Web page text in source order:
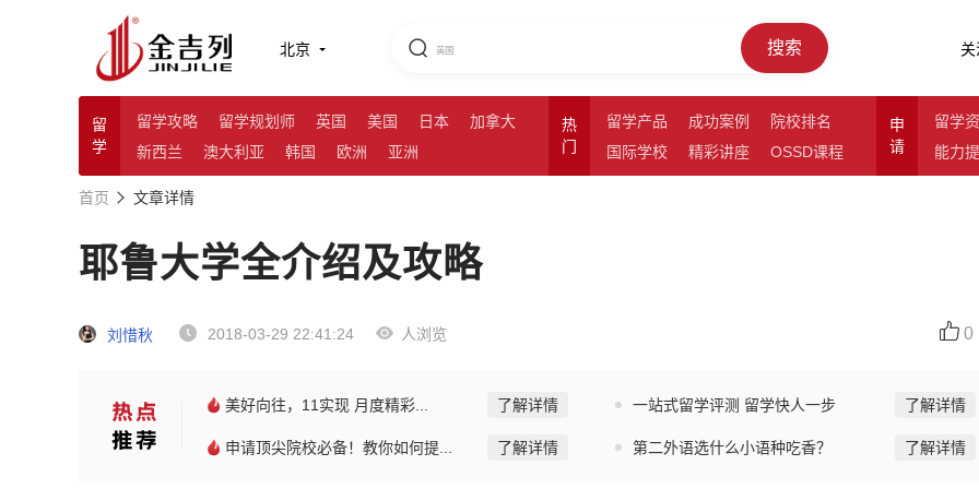
北京 搜索
留
学
留学攻略 留学规划师 英国 美国 日本
加拿大
新西兰
澳大利亚 韩国 欧洲 亚洲
热
门
留学产品 成功案例
院校排名
国际学校
精彩讲座 OSSD课程
申
请
留学
能力
首页 文章详情
耶鲁大学全介绍及攻略
刘惜秋 2018-03-29 22:41:24 人浏览 0
美好向往，11实现 月度精彩... 了解详情 一站式留学评测 留学快人一步 了解详情
申请顶尖院校必备！教你如何提... 了解详情 第二外语选什么小语种吃香？ 了解详情